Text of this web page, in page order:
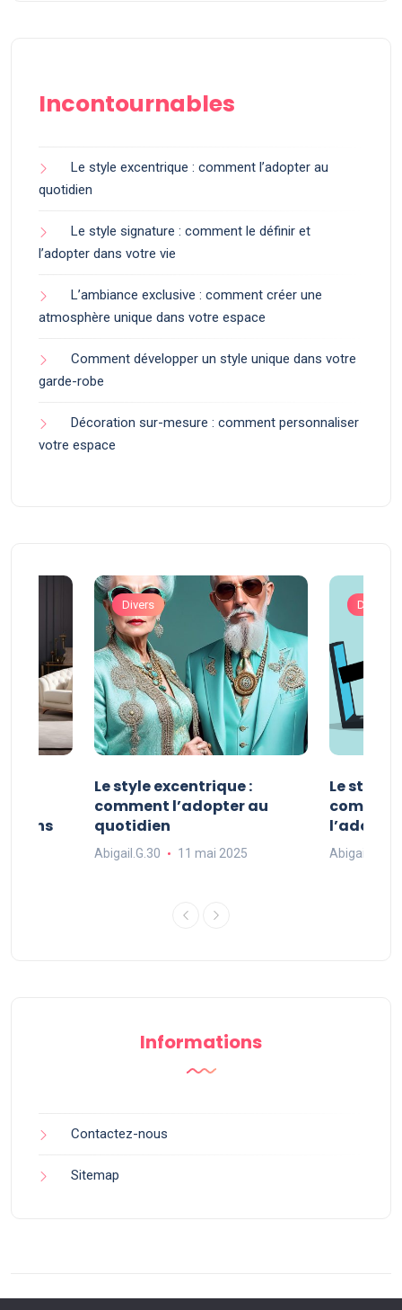
Incontournables
Le style excentrique : comment l’adopter au
quotidien
Le style signature : comment le définir et
l’adopter dans votre vie
L’ambiance exclusive : comment créer une
atmosphère unique dans votre espace
Comment développer un style unique dans votre
garde-robe
Décoration sur-mesure : comment personnaliser
votre espace
dans
Divers
Le style excentrique :
comment l’adopter au
quotidien
Abigail.G.30 11 mai 2025
Divers
Le style
Abigail.G.30
Informations
Contactez-nous
Sitemap